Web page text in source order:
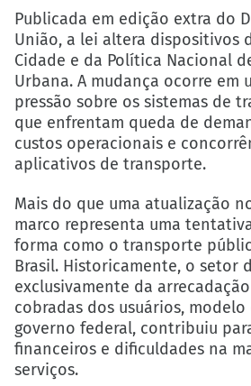
Publicada em edição extra do
União, a lei altera dispositivos
Cidade e da Política Nacional
Urbana. A mudança ocorre em
pressão sobre os sistemas de
que enfrentam queda de
custos operacionais e
aplicativos de transporte.
Mais do que uma atualização
marco representa uma
forma como o transporte
Brasil. Historicamente, o setor
exclusivamente da
cobradas dos usuários, modelo
governo federal, contribuiu
financeiros e dificuldades na
serviços.